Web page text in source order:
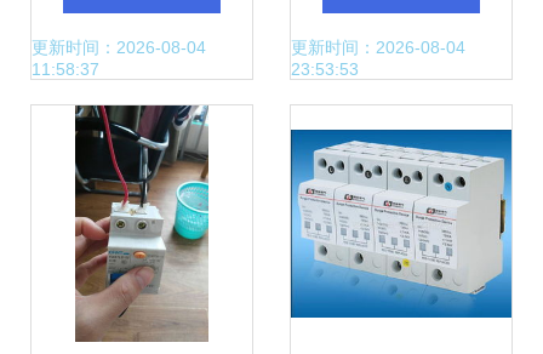
转式保险座与
6×3.0保险丝座的
全场景应用解析
更新时间：2026-08-04
11:58:37
器的性能与应用价
更新时间：2026-08-04
23:53:53